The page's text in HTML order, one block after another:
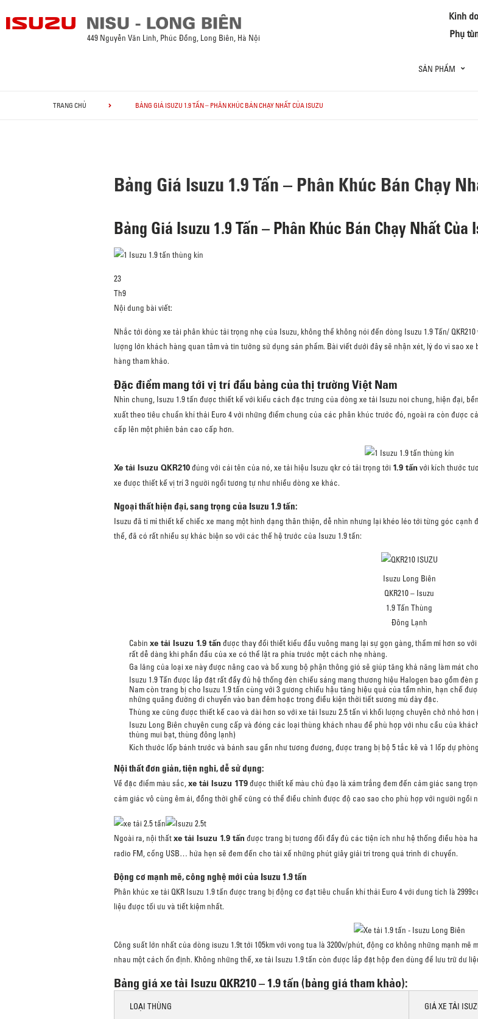
Kinh
Phụ
449 Nguyễn Văn Linh, Phúc Đồng, Long Biên, Hà Nội
SẢN PHẨM
TRANG CHỦ BẢNG GIÁ ISUZU 1.9 TẤN – PHÂN KHÚC BÁN CHẠY NHẤT CỦA ISUZU
Bảng Giá Isuzu 1.9 Tấn – Phân Khúc Bán Chạy
Bảng Giá Isuzu 1.9 Tấn – Phân Khúc Bán Chạy Nhất Của
23
Th9
Nội dung bài viết:
Nhắc tới dòng xe tải phân khúc tải trọng nhẹ của Isuzu, không thể không nói đến dòng Isuzu 1.9 Tấn/
lượng lớn khách hàng quan tâm và tin tưởng sử dụng sản phẩm. Bài viết dưới đây sẽ nhận xét, lý do vì sao
hàng tham khảo.
Đặc điểm mang tới vị trí đầu bảng của thị trường Việt Nam
Nhìn chung, Isuzu 1.9 tấn được thiết kế với kiểu cách đặc trưng của dòng xe tải Isuzu noi chung, hiện đại,
xuất theo tiêu chuẩn khí thải Euro 4 với những điểm chung của các phân khúc trước đó, ngoài ra còn được
cấp lên một phiên bản cao cấp hơn.
Xe tải Isuzu QKR210đúng với cái tên của nó, xe tải hiệu Isuzu qkr có tải trọng tới 1.9 tấn với kích thước
xe được thiết kế vị trí 3 người ngồi tương tự như nhiều dòng xe khác.
Ngoại thất hiện đại, sang trọng của Isuzu 1.9 tấn:
Isuzu đã tỉ mỉ thiết kế chiếc xe mang một hình dạng thân thiện, dễ nhìn nhưng lại khéo léo tới từng góc
thể, đã có rất nhiều sự khác biện so với các thế hệ trước của Isuzu 1.9 tấn:
Isuzu Long Biên
QKR210 – Isuzu
1.9 Tấn Thùng
Đông Lạnh
Cabin xe tải Isuzu 1.9 tấn được thay đổi thiết kiểu đầu vuông mang lại sự gọn gàng, thẩm mĩ hơn so
rất dễ dàng khi phần đầu của xe có thể lật ra phía trước một cách nhẹ nhàng.
Ga lăng của loại xe này được nâng cao và bổ xung bộ phận thông gió sẽ giúp tăng khả năng làm mát
Isuzu 1.9 Tấn được lắp đặt rất đầy đủ hệ thống đèn chiếu sáng mang thương hiệu Halogen bao gồm
Nam còn trang bị cho Isuzu 1.9 tấn cùng với 3 gương chiếu hậu tăng hiệu quả của tầm nhìn, hạn chế
những quãng đường di chuyển vào ban đêm hoặc trong điều kiện thời tiết sương mù dày đặc.
Thùng xe cũng được thiết kế cao và dài hơn so với xe tải Isuzu 2.5 tấn vì khối lượng chuyên chở nhỏ hơn
Isuzu Long Biên chuyên cung cấp và đóng các loại thùng khách nhau để phù hợp với nhu cầu của
thùng mui bạt, thùng đông lạnh)
Kích thước lốp bánh trước và bánh sau gần như tương đương, được trang bị bộ 5 tắc kê và 1 lốp dự
Nội thất đơn giản, tiện nghi, dễ sử dụng:
Về đặc điểm màu sắc, xe tải Isuzu 1T9được thiết kế màu chủ đạo là xám trắng đem đến cảm giác sang
cảm giác vô cùng êm ái, đồng thời ghế cũng có thể điều chỉnh được độ cao sao cho phù hợp với người ngồi
Ngoài ra, nội thấtxe tải Isuzu 1.9 tấn được trang bị tương đối đầy đủ các tiện ích như hệ thống điều hòa
radio FM, cổng USB… hứa hẹn sẽ đem đến cho tài xế những phút giây giải trí trong quá trình di chuyển.
Động cơ mạnh mẽ, công nghệ mới của Isuzu 1.9 tấn
Phân khúc xe tải QKR Isuzu 1.9 tấn được trang bị động cơ đạt tiêu chuẩn khí thải Euro 4 với dung tích là
liệu được tối ưu và tiết kiệm nhất.
Công suất lớn nhất của dòng isuzu 1.9t tới 105km với vong tua là 3200v/phút, động cơ không những mạnh
nhau một cách ổn định. Không những thế, xe tải Isuzu 1.9 tấn còn được lắp đặt hộp đen dùng để lưu trữ dư
Bảng giá xe tải Isuzu QKR210 – 1.9 tấn (bảng giá tham khảo):
LOẠI THÙNG GIÁ XE TẢI